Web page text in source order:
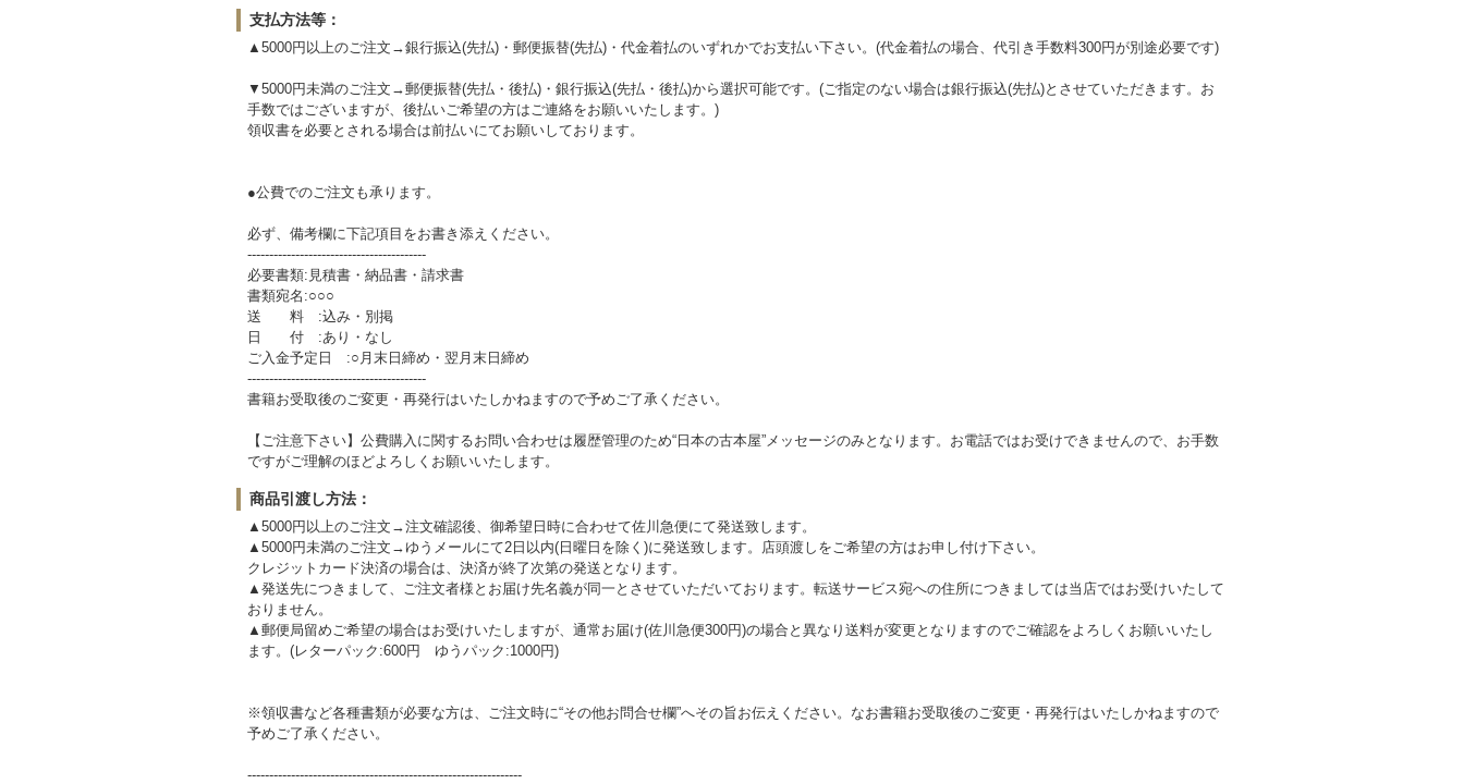
支払方法等：
▲5000円以上のご注文→銀行振込(先払)・郵便振替(先払)・代金着払のいずれかでお支払い下さい。(代金着払の場合、代引き手数料300円が別途必要です)
▼5000円未満のご注文→郵便振替(先払・後払)・銀行振込(先払・後払)から選択可能です。(ご指定のない場合は銀行振込(先払)とさせていただきます。お
手数ではございますが、後払いご希望の方はご連絡をお願いいたします。)
領収書を必要とされる場合は前払いにてお願いしております。
●公費でのご注文も承ります。
必ず、備考欄に下記項目をお書き添えください。
-----------------------------------------
必要書類:見積書・納品書・請求書
書類宛名:○○○
送 料 :込み・別掲
日 付 :あり・なし
ご入金予定日 :○月末日締め・翌月末日締め
-----------------------------------------
書籍お受取後のご変更・再発行はいたしかねますので予めご了承ください。
【ご注意下さい】公費購入に関するお問い合わせは履歴管理のため“日本の古本屋”メッセージのみとなります。お電話ではお受けできませんので、お手数
ですがご理解のほどよろしくお願いいたします。
商品引渡し方法：
▲5000円以上のご注文→注文確認後、御希望日時に合わせて佐川急便にて発送致します。
▲5000円未満のご注文→ゆうメールにて2日以内(日曜日を除く)に発送致します。店頭渡しをご希望の方はお申し付け下さい。
クレジットカード決済の場合は、決済が終了次第の発送となります。
▲発送先につきまして、ご注文者様とお届け先名義が同一とさせていただいております。転送サービス宛への住所につきましては当店ではお受けいたして
おりません。
▲郵便局留めご希望の場合はお受けいたしますが、通常お届け(佐川急便300円)の場合と異なり送料が変更となりますのでご確認をよろしくお願いいたし
ます。(レターパック:600円 ゆうパック:1000円)
※領収書など各種書類が必要な方は、ご注文時に“その他お問合せ欄”へその旨お伝えください。なお書籍お受取後のご変更・再発行はいたしかねますので
予めご了承ください。
---------------------------------------------------------------